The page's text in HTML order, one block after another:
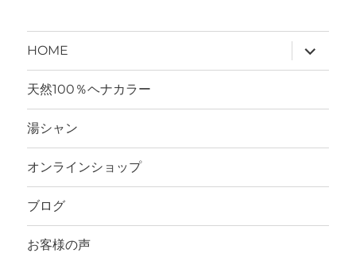
HOME
サ
ブ
メ
ー
開
天然100％ヘナカラー
湯シャン
オンラインショップ
ブログ
お客様の声